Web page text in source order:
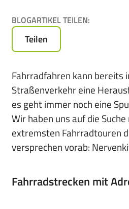
sorglos-
Paket
das
von
E-
Bikes,
Pedelecs
u.v.m.
BLOGARTIKEL TEILEN:
Teilen
Fahrradfahren kann bereits
Straßenverkehr eine
es geht immer noch eine
Wir haben uns auf die
extremsten Fahrradtouren
versprechen vorab:
Fahrradstrecken mit